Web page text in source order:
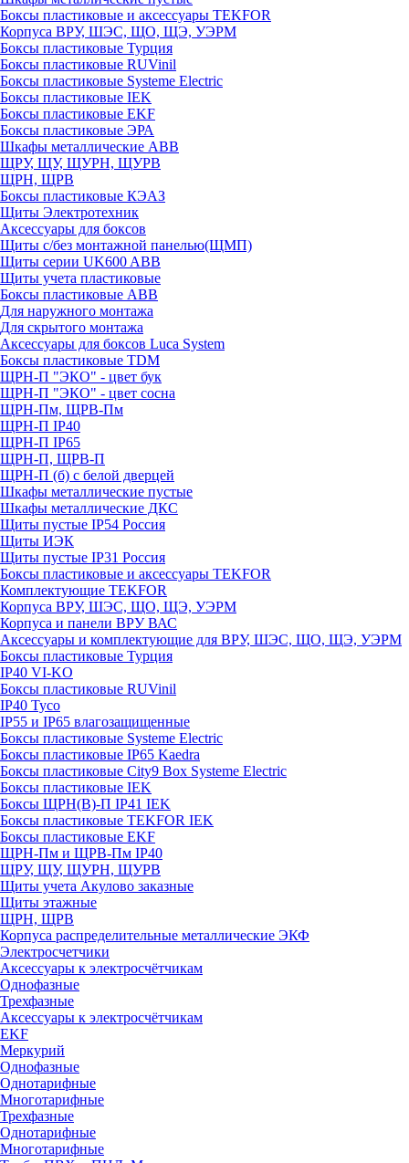
Боксы пластиковые и аксессуары TEKFOR
Корпуса ВРУ, ШЭС, ЩО, ЩЭ, УЭРМ
Боксы пластиковые Турция
Боксы пластиковые RUVinil
Боксы пластиковые Systeme Electric
Боксы пластиковые IEK
Боксы пластиковые EKF
Боксы пластиковые ЭРА
Шкафы металлические ABB
ЩРУ, ЩУ, ЩУРН, ЩУРВ
ЩРН, ЩРВ
Боксы пластиковые КЭАЗ
Щиты Электротехник
Аксессуары для боксов
Щиты с/без монтажной панелью(ЩМП)
Щиты серии UK600 ABB
Щиты учета пластиковые
Боксы пластиковые ABB
Для наружного монтажа
Для скрытого монтажа
Аксессуары для боксов Luca System
Боксы пластиковые TDM
ЩРН-П "ЭКО" - цвет бук
ЩРН-П "ЭКО" - цвет сосна
ЩРН-Пм, ЩРВ-Пм
ЩРН-П IP40
ЩРН-П IP65
ЩРН-П, ЩРВ-П
ЩРН-П (б) с белой дверцей
Шкафы металлические пустые
Шкафы металлические ДКС
Щиты пустые IP54 Россия
Щиты ИЭК
Щиты пустые IP31 Россия
Боксы пластиковые и аксессуары TEKFOR
Комплектующие TEKFOR
Корпуса ВРУ, ШЭС, ЩО, ЩЭ, УЭРМ
Корпуса и панели ВРУ ВАС
Аксессуары и комплектующие для ВРУ, ШЭС, ЩО, ЩЭ, УЭРМ
Боксы пластиковые Турция
IP40 VI-KO
Боксы пластиковые RUVinil
IP40 Тусо
IP55 и IP65 влагозащищенные
Боксы пластиковые Systeme Electric
Боксы пластиковые IP65 Kaedra
Боксы пластиковые City9 Box Systeme Electric
Боксы пластиковые IEK
Боксы ЩРН(В)-П IP41 IEK
Боксы пластиковые TEKFOR IEK
Боксы пластиковые EKF
ЩРН-Пм и ЩРВ-Пм IP40
ЩРУ, ЩУ, ЩУРН, ЩУРВ
Щиты учета Акулово заказные
Щиты этажные
ЩРН, ЩРВ
Корпуса распределительные металлические ЭКФ
Электросчетчики
Аксессуары к электросчётчикам
Однофазные
Трехфазные
Аксессуары к электросчётчикам
EKF
Меркурий
Однофазные
Однотарифные
Многотарифные
Трехфазные
Однотарифные
Многотарифные